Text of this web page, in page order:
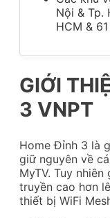
Nội & Tp.
HCM &
GIỚI
3 VNPT
Home Đỉnh 3 là
giữ nguyên về
MyTV. Tuy
truyền cao hơn
thiết bị WiFi